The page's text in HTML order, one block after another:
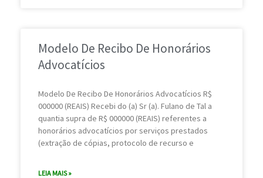
Modelo De Recibo De Honorários
Advocatícios
Modelo De Recibo De Honorários Advocatícios R$
000000 (REAIS) Recebi do (a) Sr (a). Fulano de Tal a
quantia supra de R$ 000000 (REAIS) referentes a
honorários advocatícios por serviços prestados
(extração de cópias, protocolo de recurso e
LEIA MAIS »